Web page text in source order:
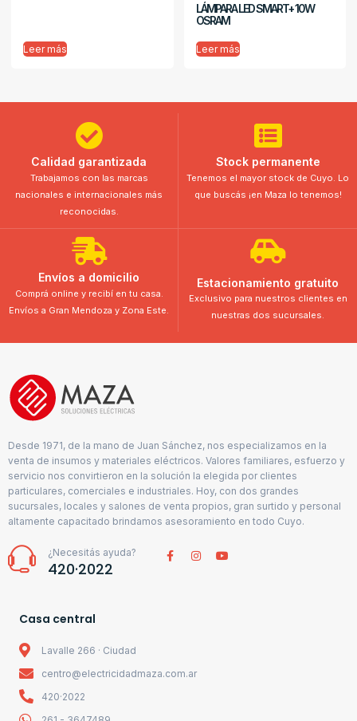
Leer más
LÁMPARA LED SMART+ 10W
OSRAM
Leer más
Calidad garantizada
Trabajamos con las marcas
nacionales e internacionales más
reconocidas.
Stock permanente
Tenemos el mayor stock de Cuyo. Lo
que buscás ¡en Maza lo tenemos!
Envíos a domicilio
Comprá online y recibí en tu casa.
Envíos a Gran Mendoza y Zona Este.
Estacionamiento gratuito
Exclusivo para nuestros clientes en
nuestras dos sucursales.
Desde 1971, de la mano de Juan Sánchez, nos especializamos en la
venta de insumos y materiales eléctricos. Valores familiares, esfuerzo y
servicio nos convirtieron en la solución la elegida por clientes
particulares, comerciales e industriales. Hoy, con dos grandes
sucursales, locales y salones de venta propios, gran surtido y personal
altamente capacitado brindamos asesoramiento en todo Cuyo.
¿Necesitás ayuda?
420·2022
Casa central
Lavalle 266 · Ciudad
centro@electricidadmaza.com.ar
420·2022